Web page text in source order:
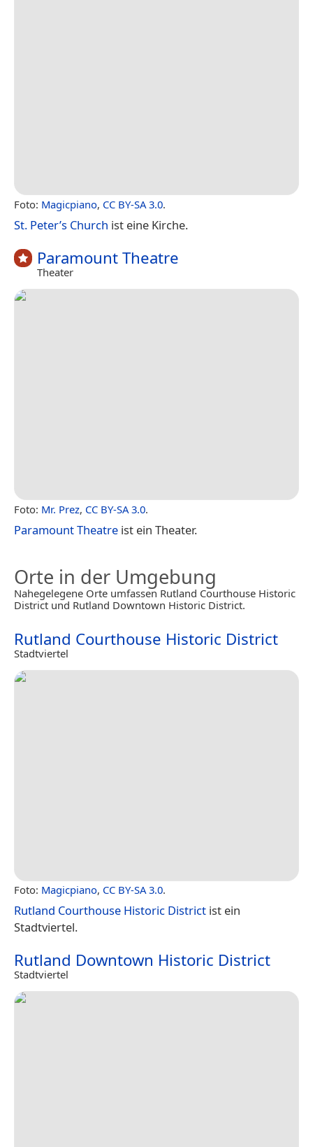
Foto: Magicpiano, CC BY-SA 3.0.
St. Peter’s Church ist eine Kirche.
Paramount Theatre
Theater
Foto: Mr. Prez, CC BY-SA 3.0.
Paramount Theatre ist ein Theater.
Orte in der Umgebung
Nahegelegene Orte umfassen Rutland Courthouse Historic
District und Rutland Downtown Historic District.
Rutland Courthouse Historic District
Stadtviertel
Foto: Magicpiano, CC BY-SA 3.0.
Rutland Courthouse Historic District ist ein
Stadtviertel.
Rutland Downtown Historic District
Stadtviertel